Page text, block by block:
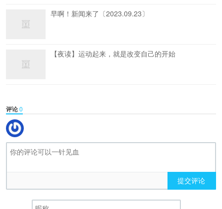
早啊！新闻来了〔2023.09.23〕
【夜读】运动起来，就是改变自己的开始
评论0
提交评论